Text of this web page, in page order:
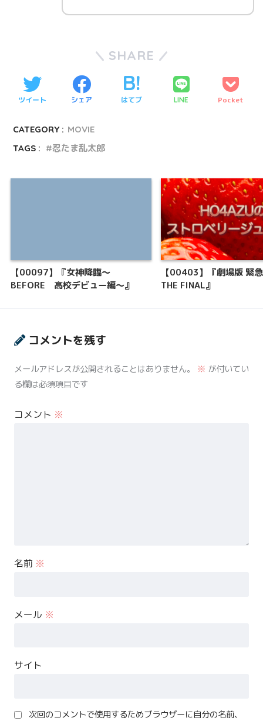
SHARE
ツイート シェア はてブ LINE Pocket
CATEGORY : MOVIE
TAGS :
忍たま乱太郎
【00097】『女神降臨～
BEFORE 高校デビュー編～』
【00403】『劇場版 緊
THE FINAL』
コメントを残す
メールアドレスが公開されることはありません。 ※ が付いてい
る欄は必須項目です
コメント ※
名前 ※
メール ※
サイト
次回のコメントで使用するためブラウザーに自分の名前、